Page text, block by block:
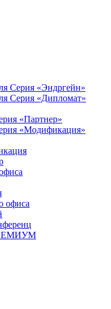
Серия «Эндргейн»
Серия «Дипломат»
«Партнер»
«Модификация»
офиса